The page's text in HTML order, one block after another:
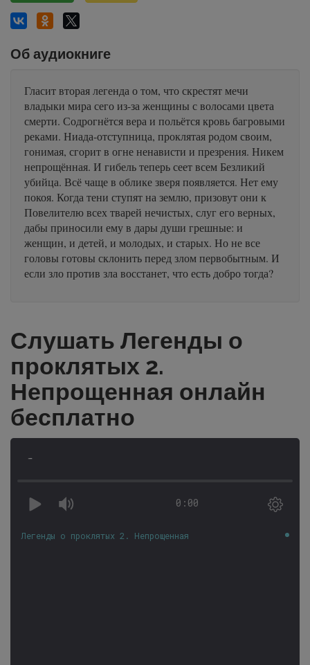
Об аудиокниге
Гласит вторая легенда о том, что скрестят мечи
владыки мира сего из-за женщины с волосами цвета
смерти. Содрогнётся вера и польётся кровь багровыми
реками. Ниада-отступница, проклятая родом своим,
гонимая, сгорит в огне ненависти и презрения. Никем
непрощённая. И гибель теперь сеет всем Безликий
убийца. Всё чаще в облике зверя появляется. Нет ему
покоя. Когда тени ступят на землю, призовут они к
Повелителю всех тварей нечистых, слуг его верных,
дабы приносили ему в дары души грешные: и
женщин, и детей, и молодых, и старых. Но не все
головы готовы склонить перед злом первобытным. И
если зло против зла восстанет, что есть добро тогда?
Слушать Легенды о
проклятых 2.
Непрощенная онлайн
бесплатно
-
0:00
Легенды о проклятых 2. Непрощенная